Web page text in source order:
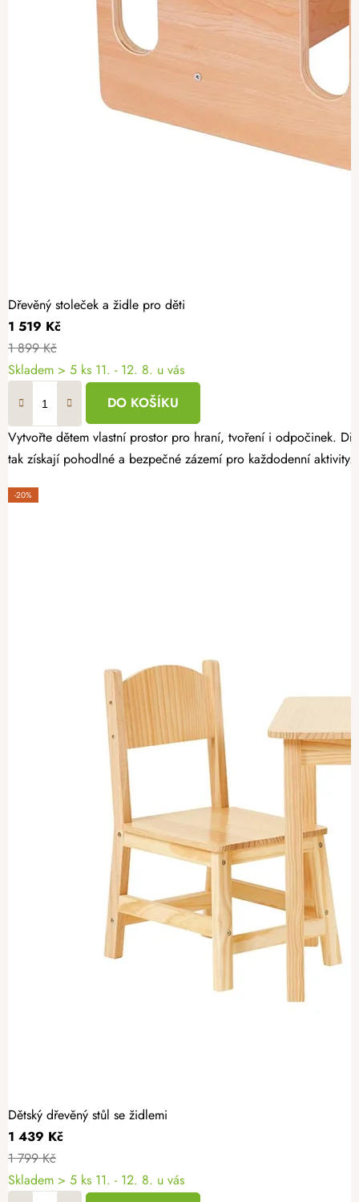
Dřevěný stoleček a židle pro děti
1 519 Kč
1 899 Kč
Skladem > 5 ks 11. - 12. 8. u vás
DO KOŠÍKU
Vytvořte dětem vlastní prostor pro hraní, tvoření i odpočinek.
tak získají pohodlné a bezpečné zázemí pro každodenní aktivity.
-20%
Dětský dřevěný stůl se židlemi
1 439 Kč
1 799 Kč
Skladem > 5 ks 11. - 12. 8. u vás